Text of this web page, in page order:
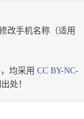
改手机名称（适用
均采用 CC BY-NC-
处！